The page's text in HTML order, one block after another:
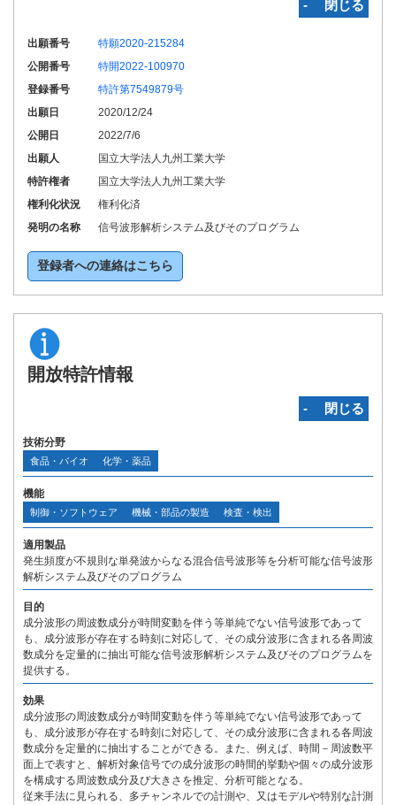
‐ 閉じる
出願番号
特願2020-215284
公開番号
特開2022-100970
登録番号
特許第7549879号
出願日
2020/12/24
公開日
2022/7/6
出願人
国立大学法人九州工業大学
特許権者
国立大学法人九州工業大学
権利化状況
権利化済
発明の名称
信号波形解析システム及びそのプログラム
登録者への連絡はこちら
開放特許情報
‐ 閉じる
技術分野
食品・バイオ 化学・薬品
機能
制御・ソフトウェア 機械・部品の製造 検査・検出
適用製品
発生頻度が不規則な単発波からなる混合信号波形等を分析可能な信号波形
解析システム及びそのプログラム
目的
成分波形の周波数成分が時間変動を伴う等単純でない信号波形であって
も、成分波形が存在する時刻に対応して、その成分波形に含まれる各周波
数成分を定量的に抽出可能な信号波形解析システム及びそのプログラムを
提供する。
効果
成分波形の周波数成分が時間変動を伴う等単純でない信号波形であって
も、成分波形が存在する時刻に対応して、その成分波形に含まれる各周波
数成分を定量的に抽出することができる。また、例えば、時間－周波数平
面上で表すと、解析対象信号での成分波形の時間的挙動や個々の成分波形
を構成する周波数成分及び大きさを推定、分析可能となる。
従来手法に見られる、多チャンネルでの計測や、又はモデルや特別な計測